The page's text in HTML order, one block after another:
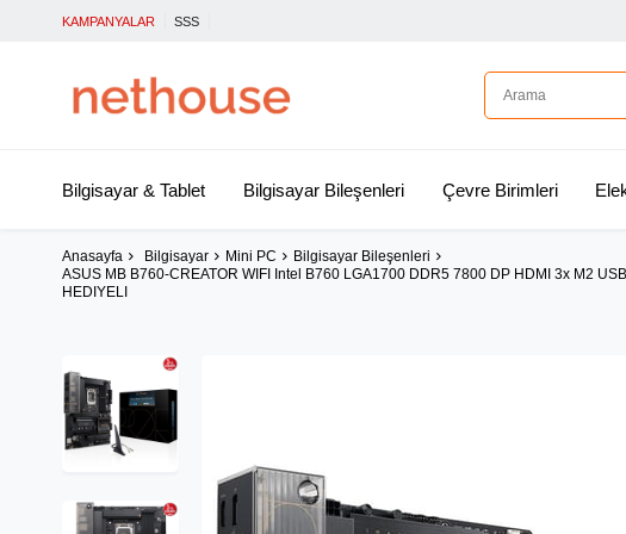
KAMPANYALAR SSS
Bilgisayar & Tablet Bilgisayar Bileşenleri Çevre Birimleri
Anasayfa Bilgisayar Mini PC
Bilgisayar Bileşenleri
ASUS MB B760-CREATOR WIFI Intel B760 LGA1700 DDR5 7800 DP HDMI 3x M2
HEDIYELI